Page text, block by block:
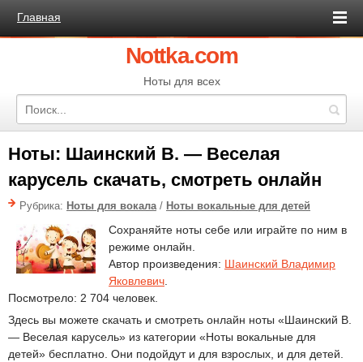
Главная
Nottka.com
Ноты для всех
Ноты: Шаинский В. — Веселая
карусель скачать, смотреть онлайн
Рубрика: Ноты для вокала/ Ноты вокальные для детей
Сохраняйте ноты себе или играйте по ним в
режиме онлайн.
Автор произведения: Шаинский Владимир
Яковлевич
Посмотрело: 2 704 человек.
Здесь вы можете скачать и смотреть онлайн ноты «Шаинский В.
— Веселая карусель» из категории «Ноты вокальные для
детей» бесплатно. Они подойдут и для взрослых, и для детей.